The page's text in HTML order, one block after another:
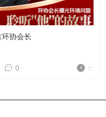
协会长
0 ::